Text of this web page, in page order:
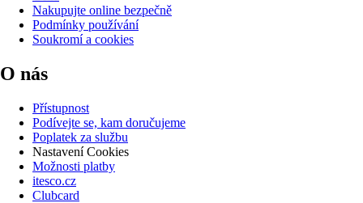
Nakupujte online bezpečně
Podmínky používání
Soukromí a cookies
O nás
Přístupnost
Podívejte se, kam doručujeme
Poplatek za službu
Nastavení Cookies
Možnosti platby
itesco.cz
Clubcard